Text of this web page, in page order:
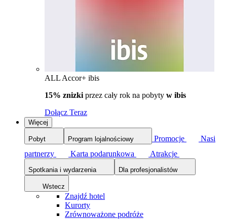
ALL Accor+ ibis
15% znizki przez cały rok na pobyty w ibis
Dołącz Teraz
Więcej
Pobyt Program lojalnościowy Promocje
Nasi
partnerzy
Karta podarunkowa Atrakcje
Spotkania i wydarzenia Dla profesjonalistów
Wstecz
Znajdź hotel
Kurorty
Zrównoważone podróże